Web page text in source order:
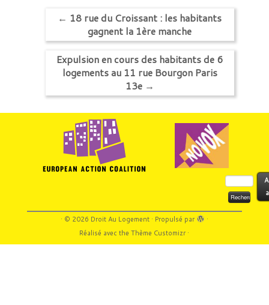
← 18 rue du Croissant : les habitants
gagnent la 1ère manche
Expulsion en cours des habitants de 6
logements au 11 rue Bourgon Paris
13e →
Rechercher :
· © 2026 Droit Au Logement· Propulsé par
·
Réalisé avec theThème Customizr·